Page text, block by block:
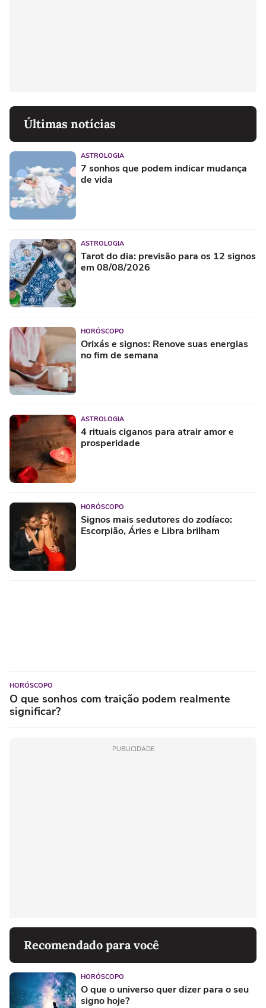
Últimas notícias
ASTROLOGIA
7 sonhos que podem indicar mudança
de vida
ASTROLOGIA
Tarot do dia: previsão para os 12 signos
em 08/08/2026
HORÓSCOPO
Orixás e signos: Renove suas energias
no fim de semana
ASTROLOGIA
4 rituais ciganos para atrair amor e
prosperidade
HORÓSCOPO
Signos mais sedutores do zodíaco:
Escorpião, Áries e Libra brilham
HORÓSCOPO
O que sonhos com traição podem realmente
significar?
PUBLICIDADE
Recomendado para você
HORÓSCOPO
O que o universo quer dizer para o seu
signo hoje?